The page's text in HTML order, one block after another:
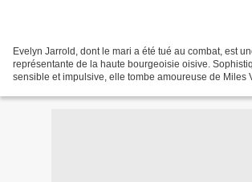
Evelyn Jarrold, dont le mari a été tué au combat, est
représentante de la haute bourgeoisie oisive.
sensible et impulsive, elle tombe amoureuse de Miles